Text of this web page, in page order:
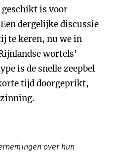
is voor
dergelijke discussie
te keren, nu we in
wortels'
is de snelle zeepbel
tijd doorgeprikt,
over hun